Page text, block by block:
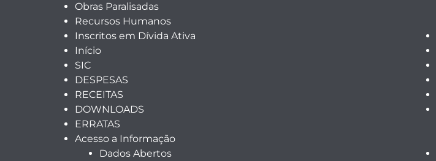
Obras Paralisadas
Recursos Humanos
Inscritos em Dívida Ativa
Início
SIC
DESPESAS
RECEITAS
DOWNLOADS
ERRATAS
Acesso a Informação
Dados Abertos